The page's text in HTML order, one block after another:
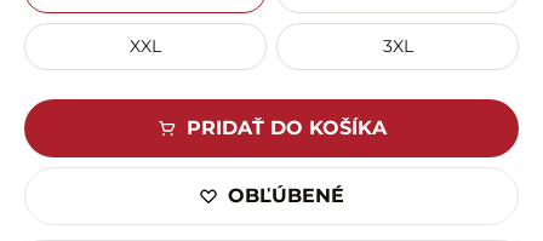
XXL 3XL
PRIDAŤ DO KOŠÍKA
OBĽÚBENÉ